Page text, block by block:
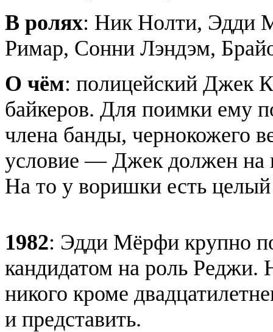
В ролях: Ник Нолти, Эдди
Римар, Сонни Лэндэм,
О чём: полицейский Джек
байкеров. Для поимки ему
члена банды, чернокожего
условие — Джек должен на
На то у воришки есть
1982: Эдди Мёрфи крупно
кандидатом на роль Реджи.
никого кроме
и представить.